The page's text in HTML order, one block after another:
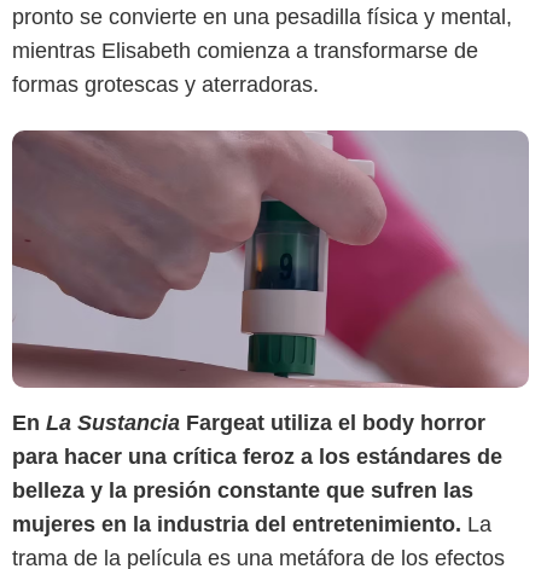
pronto se convierte en una pesadilla física y mental,
mientras Elisabeth comienza a transformarse de
formas grotescas y aterradoras.
En La Sustancia Fargeat utiliza el body horror
para hacer una crítica feroz a los estándares de
belleza y la presión constante que sufren las
mujeres en la industria del entretenimiento. La
trama de la película es una metáfora de los efectos